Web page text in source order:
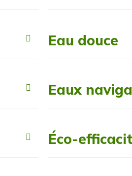
Eau douce
Eaux
Éco-